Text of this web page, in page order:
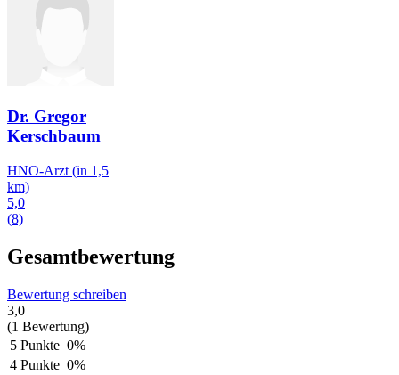
Dr. Gregor
Kerschbaum
HNO-Arzt (in 1,5
km)
5,0
(8)
Gesamtbewertung
Bewertung schreiben
3,0
(1 Bewertung)
5 Punkte 0%
4 Punkte 0%